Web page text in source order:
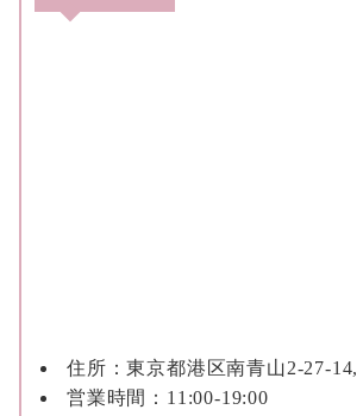
住所：東京都港区南青山2-27-14,
営業時間：11:00-19:00